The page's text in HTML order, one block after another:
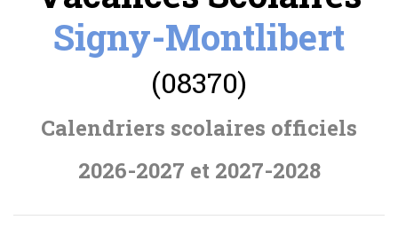
Signy-Montlibert
(08370)
Calendriers scolaires officiels
2026-2027 et 2027-2028